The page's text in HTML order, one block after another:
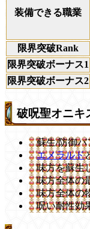
装備できる職業
限界突破Rank
限界突破ボーナス1
限界突破ボーナス2
破呪聖オニキ
蘇生/防御バ
エメラルド
味方を蘇生
味方全体の
味方全体の
呪い耐性効